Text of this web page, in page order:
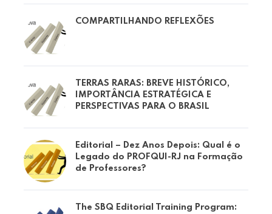
COMPARTILHANDO REFLEXÕES
TERRAS RARAS: BREVE HISTÓRICO,
IMPORTÂNCIA ESTRATÉGICA E
PERSPECTIVAS PARA O BRASIL
Editorial – Dez Anos Depois: Qual é o
Legado do PROFQUI-RJ na Formação
de Professores?
The SBQ Editorial Training Program: